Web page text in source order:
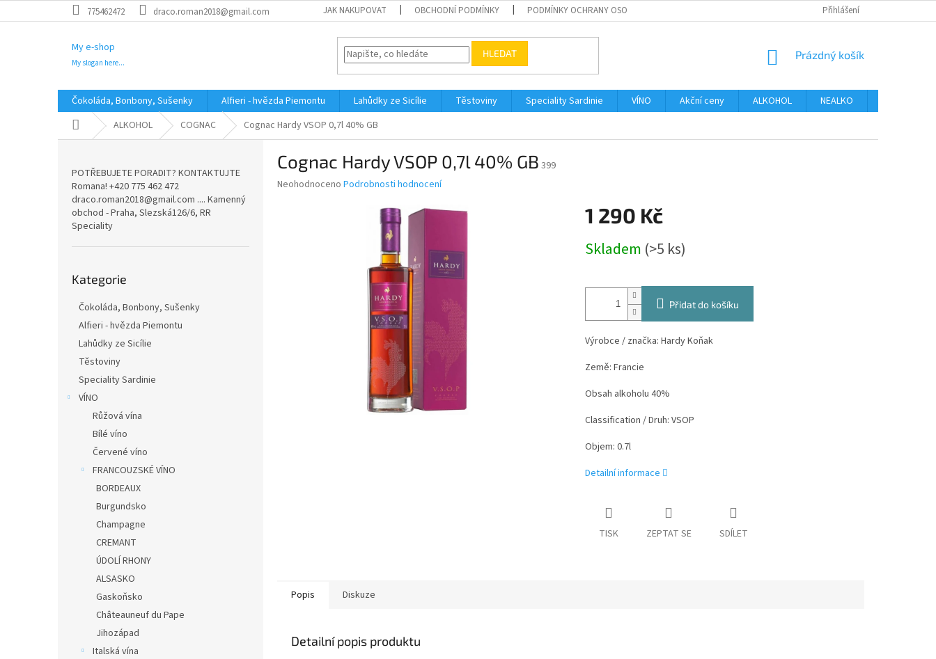
na
775462472 draco.roman2018@gmail.com JAK NAKUPOVAT OBCHODNÍ PODMÍNKY PODMÍNKY OCHRANY OSOBNÍCH ÚDAJŮ Přihlášení
My e-shop
My slogan here...
HLEDAT
NÁKUPNÍ
Prázdný košík
Čokoláda, Bonbony, Sušenky Alfieri - hvězda Piemontu Lahůdky ze Sicílie Těstoviny Speciality Sardinie VÍNO Akční ceny ALKOHOL NEALKO
Domů ALKOHOL COGNAC Cognac Hardy VSOP 0,7l 40% GB
POTŘEBUJETE PORADIT? KONTAKTUJTE
Romana! +420 775 462 472
draco.roman2018@gmail.com .... Kamenný
obchod - Praha, Slezská126/6, RR
Speciality
kategorie
Kategorie
Čokoláda, Bonbony, Sušenky
Alfieri - hvězda Piemontu
Lahůdky ze Sicílie
Těstoviny
Speciality Sardinie
VÍNO
Růžová vína
Bílé víno
Červené víno
FRANCOUZSKÉ VÍNO
BORDEAUX
Burgundsko
Champagne
CREMANT
ÚDOLÍ RHONY
ALSASKO
Gaskoňsko
Châteauneuf du Pape
Jihozápad
Italská vína
Cognac Hardy VSOP 0,7l 40% GB 399
Průměrné
Neohodnoceno Podrobnosti hodnocení
1 290 Kč
cena:
Skladem (>5 ks)
Přidat do košíku
Výrobce / značka: Hardy Koňak
Země: Francie
Obsah alkoholu 40%
Classification / Druh: VSOP
Objem: 0.7l
Detailní informace
TISK ZEPTAT SE SDÍLET
Popis Diskuze
Detailní popis produktu